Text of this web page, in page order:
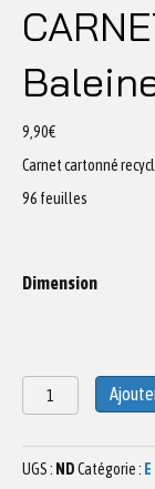
9,90€
Carnet cartonné
96 feuilles
Dimension
quantité
de
CARTONNÉ
Baleine
UGS : NDCatégorie :